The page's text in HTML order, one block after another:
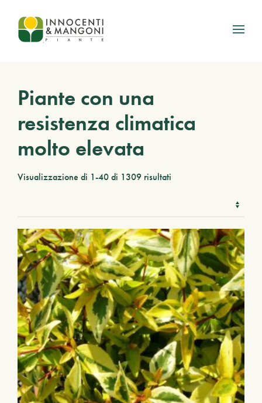
Skip to main content
Piante con una
resistenza climatica
molto elevata
Visualizzazione di 1-40 di 1309 risultati